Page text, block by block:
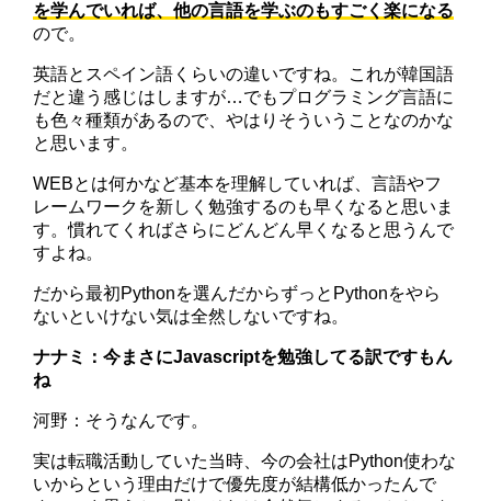
を学んでいれば、他の言語を学ぶのもすごく楽になる
ので。
英語とスペイン語くらいの違いですね。これが韓国語
だと違う感じはしますが…でもプログラミング言語に
も色々種類があるので、やはりそういうことなのかな
と思います。
WEBとは何かなど基本を理解していれば、言語やフ
レームワークを新しく勉強するのも早くなると思いま
す。慣れてくればさらにどんどん早くなると思うんで
すよね。
だから最初Pythonを選んだからずっとPythonをやら
ないといけない気は全然しないですね。
ナナミ：今まさにJavascriptを勉強してる訳ですもん
ね
河野：そうなんです。
実は転職活動していた当時、今の会社はPython使わな
いからという理由だけで優先度が結構低かったんで